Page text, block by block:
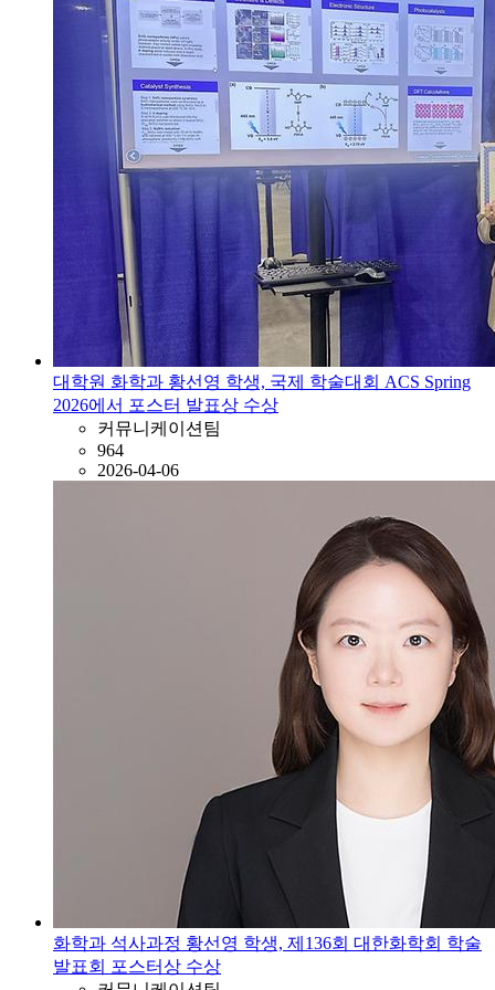
대학원 화학과 황선영 학생, 국제 학술대회 ACS Spring
2026에서 포스터 발표상 수상
커뮤니케이션팀
964
2026-04-06
화학과 석사과정 황선영 학생, 제136회 대한화학회 학술
발표회 포스터상 수상